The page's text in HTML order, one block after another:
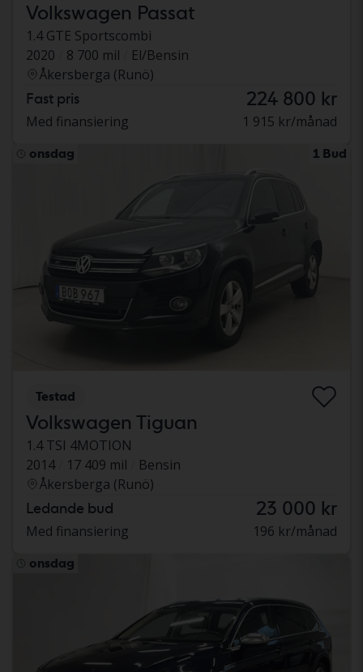
Volkswagen Passat
1.4 GTE Sportscombi
2020
8 700 mil
El/Bensin
Åkersberga (Runö)
Fast pris 224 800 kr
Med finansiering 1 915 kr/månad
onsdag 1 Bud
Testad
Volkswagen Tiguan
1.4 TSI 4MOTION
2014
17 409 mil
Bensin
Åkersberga (Runö)
Ledande bud 23 000 kr
Med finansiering 196 kr/månad
onsdag